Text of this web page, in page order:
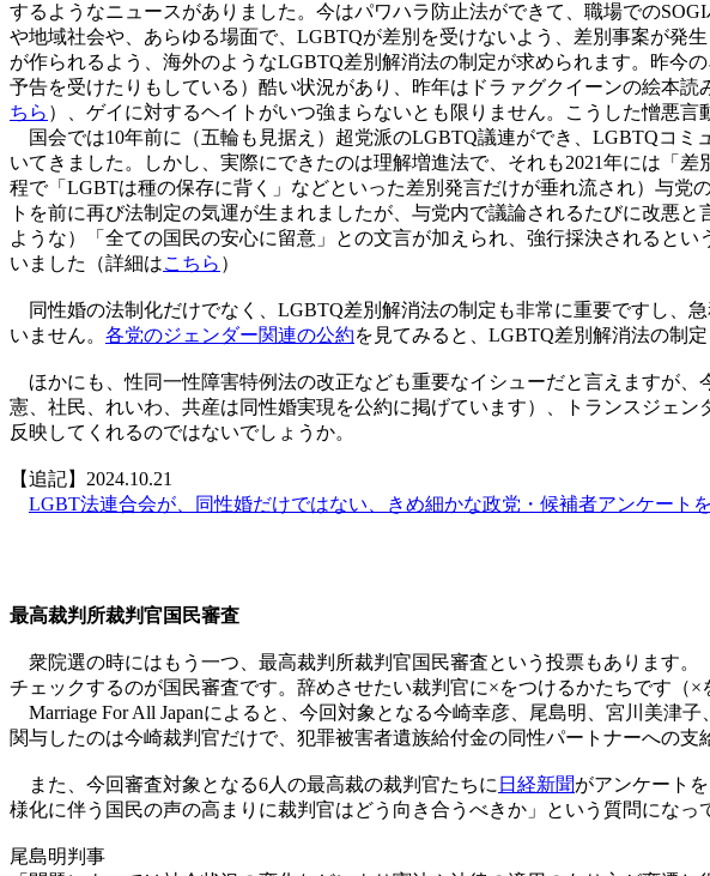
するようなニュースがありました。今はパワハラ防止法ができて、職場での
や地域社会や、あらゆる場面で、LGBTQが差別を受けないよう、差別事案が発
が作られるよう、海外のようなLGBTQ差別解消法の制定が求められます。昨今
予告を受けたりもしている）酷い状況があり、昨年はドラァグクイーンの絵本
ちら ）、ゲイに対するヘイトがいつ強まらないとも限りません。こうした憎悪
国会では10年前に（五輪も見据え）超党派のLGBTQ議連ができ、LGBTQコ
いてきました。しかし、実際にできたのは理解増進法で、それも2021年には「
程で「LGBTは種の保存に背く」などといった差別発言だけが垂れ流され）与
トを前に再び法制定の気運が生まれましたが、与党内で議論されるたびに改悪
ような）「全ての国民の安心に留意」との文言が加えられ、強行採決されると
いました（詳細はこちら ）
同性婚の法制化だけでなく、LGBTQ差別解消法の制定も非常に重要ですし、
いません。 各党のジェンダー関連の公約を見てみると、LGBTQ差別解消法の制
ほかにも、性同一性障害特例法の改正なども重要なイシューだと言えますが
憲、社民、れいわ、共産は同性婚実現を公約に掲げています）、トランスジェ
反映してくれるのではないでしょうか。
【追記】2024.10.21
LGBT法連合会が、同性婚だけではない、きめ細かな政党・候補者アンケート
最高裁判所裁判官国民審査
衆院選の時にはもう一つ、最高裁判所裁判官国民審査という投票もあります
チェックするのが国民審査です。辞めさせたい裁判官に×をつけるかたちです（
Marriage For All Japanによると、今回対象となる今崎幸彦、尾島明、宮川美津
関与したのは今崎裁判官だけで、犯罪被害者遺族給付金の同性パートナーへの
また、今回審査対象となる6人の最高裁の裁判官たちに 日経新聞がアンケート
様化に伴う国民の声の高まりに裁判官はどう向き合うべきか」という質問になっ
尾島明判事